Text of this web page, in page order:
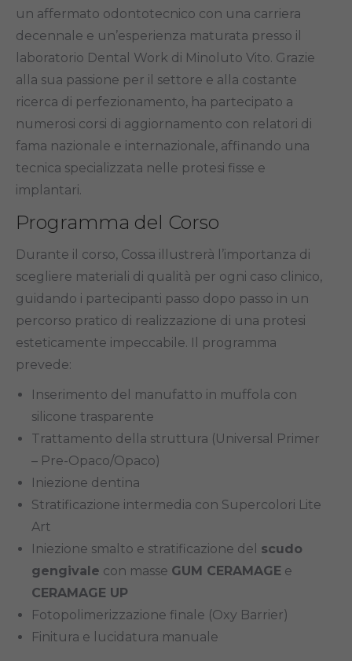
un affermato odontotecnico con una carriera
decennale e un’esperienza maturata presso il
laboratorio Dental Work di Minoluto Vito. Grazie
alla sua passione per il settore e alla costante
ricerca di perfezionamento, ha partecipato a
numerosi corsi di aggiornamento con relatori di
fama nazionale e internazionale, affinando una
tecnica specializzata nelle protesi fisse e
implantari.
Programma del Corso
Durante il corso, Cossa illustrerà l’importanza di
scegliere materiali di qualità per ogni caso clinico,
guidando i partecipanti passo dopo passo in un
percorso pratico di realizzazione di una protesi
esteticamente impeccabile. Il programma
prevede:
Inserimento del manufatto in muffola con
silicone trasparente
Trattamento della struttura (Universal Primer
– Pre-Opaco/Opaco)
Iniezione dentina
Stratificazione intermedia con Supercolori Lite
Art
Iniezione smalto e stratificazione del scudo
gengivale con masse GUM CERAMAGE e
CERAMAGE UP
Fotopolimerizzazione finale (Oxy Barrier)
Finitura e lucidatura manuale